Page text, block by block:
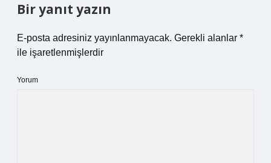
Bir yanıt yazın
E-posta adresiniz yayınlanmayacak. Gerekli alanlar *
ile işaretlenmişlerdir
Yorum